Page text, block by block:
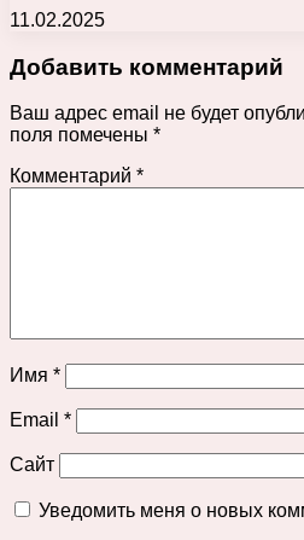
11.02.2025
Добавить комментарий
Ваш адрес email не будет
поля помечены *
Комментарий *
Имя *
Email *
Сайт
Уведомить меня о новых